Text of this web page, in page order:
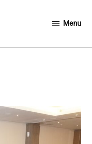
Menu